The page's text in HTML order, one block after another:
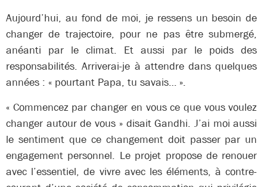
Aujourd’hui, au fond de moi, je ressens un besoin de
changer de trajectoire, pour ne pas être submergé,
anéanti par le climat. Et aussi par le poids des
responsabilités.Arriverai-je à attendre dans quelques
années : « pourtant Papa, tu savais… ».
« Commencez par changer en vous ce que vous voulez
changer autour de vous » disait Gandhi. J’ai moi aussi
le sentiment que ce changement doit passer par un
engagement personnel. Le projet propose de renouer
avec l’essentiel, de vivre avec les éléments, à contre-